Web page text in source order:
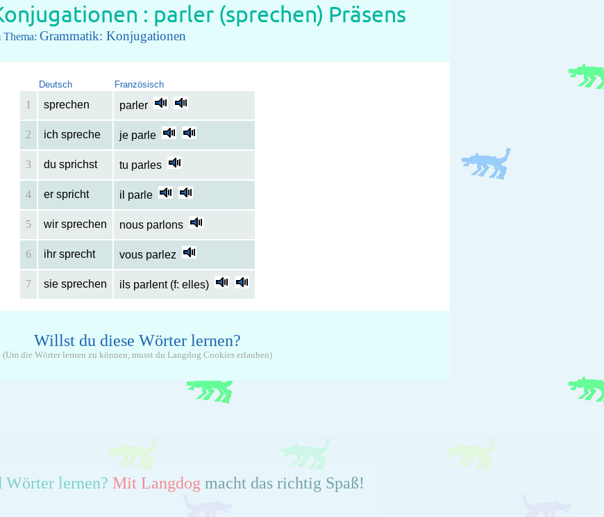
: parler (sprechen) Präsens
Thema:Grammatik: Konjugationen
Deutsch Französisch
1 sprechen parler
2 ich spreche je parle
3 du sprichst tu parles
4 er spricht il parle
5 wir sprechen nous parlons
6 ihr sprecht vous parlez
7 sie sprechen ils parlent (f: elles)
Willst du diese Wörter lernen?
(Um die Wörter lernen zu können, musst du Langdog Cookies erlauben)
Wörter lernen? Mit Langdog macht das richtig Spaß!